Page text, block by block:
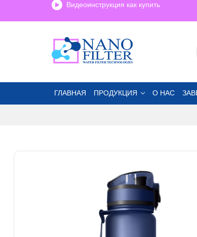
Видеоинструкция как купить
ГЛАВНАЯ ПРОДУКЦИЯ О НАС